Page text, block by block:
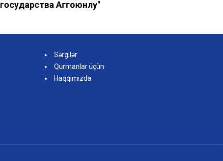
государства Аггоюнлу"
Sərgilər
Qurmanlar üçün
Haqqımızda